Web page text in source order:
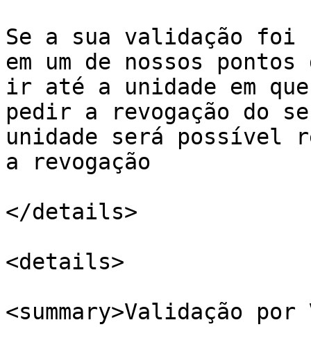
Se a sua validação
em um de nossos
ir até a unidade em
pedir a revogação do
unidade será possível
a revogação
</details>
<details>
<summary>Validação